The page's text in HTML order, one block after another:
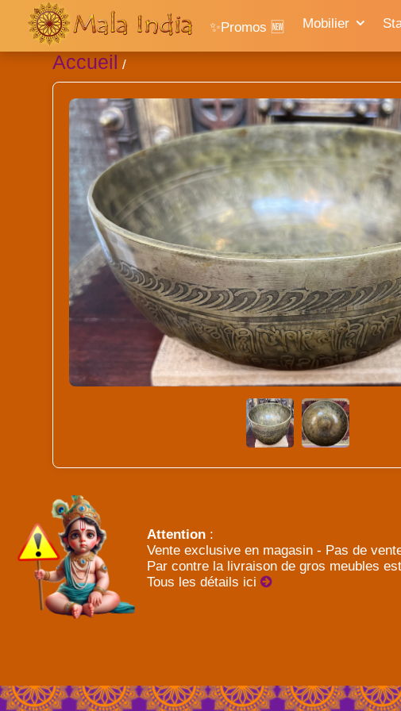
✨Promos 🆕 Mobilier
Accueil /
Attention :
Vente exclusive en magasin - Pas de
Par contre la livraison de gros meubles
Tous les détails ici